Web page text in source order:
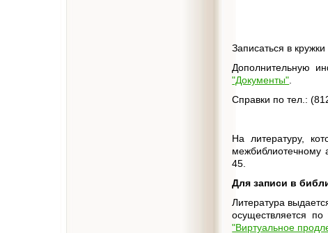
Записаться в
Дополнительную
"Документы"
Справки по тел.:
На литературу,
межбиблиотечному
45.
Для записи в
Литература
осуществляется
"Виртуальное